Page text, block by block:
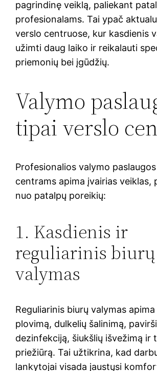
pagrindinę veiklą, paliekant
profesionalams. Tai ypač
verslo centruose, kur kasdienis
užimti daug laiko ir reikalauti
priemonių bei įgūdžių.
Valymo
tipai verslo
Profesionalios valymo
centrams apima įvairias veiklas,
nuo patalpų poreikių:
1. Kasdienis ir
reguliarinis biurų
valymas
Reguliarinis biurų valymas
plovimą, dulkelių šalinimą,
dezinfekciją, šiukšlių išvežimą ir
priežiūrą. Tai užtikrina, kad
lankytojai visada jaustųsi